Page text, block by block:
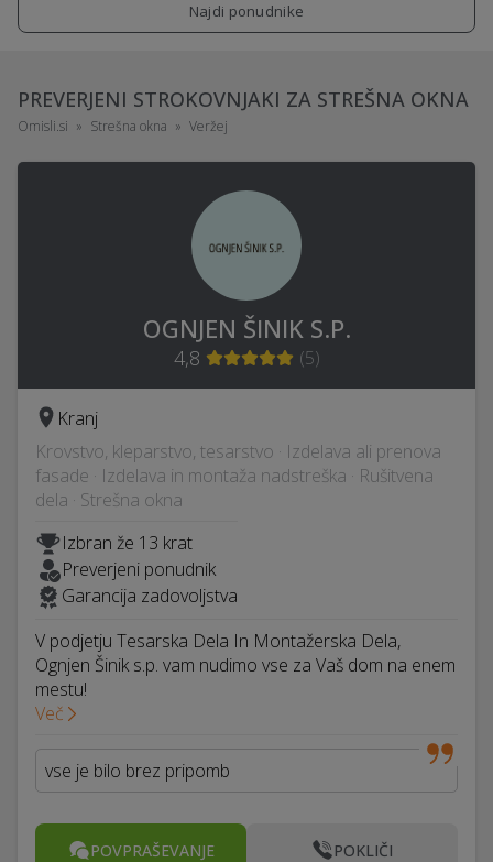
Najdi ponudnike
PREVERJENI STROKOVNJAKI ZA STREŠNA OKNA
Omisli.si Strešna okna Veržej
OGNJEN ŠINIK S.P.
4,8 (5)
Kranj
Krovstvo, kleparstvo, tesarstvo · Izdelava ali prenova
fasade · Izdelava in montaža nadstreška · Rušitvena
dela · Strešna okna
Izbran že 13 krat
Preverjeni ponudnik
Garancija zadovoljstva
V podjetju Tesarska Dela In Montažerska Dela,
Ognjen Šinik s.p. vam nudimo vse za Vaš dom na enem
mestu!
Več
vse je bilo brez pripomb
POVPRAŠEVANJE POKLIČI